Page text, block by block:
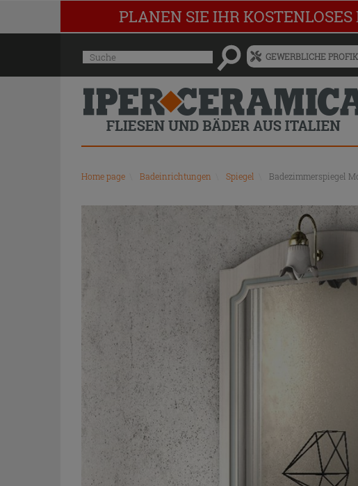
PLANEN SIE IHR
Menü
für
vorgeschlagenen
Siteinhalt
und
Suchprotokoll
Suche GEWERBLICHE
Home page Badeinrichtungen Spiegel Badezimmerspiegel